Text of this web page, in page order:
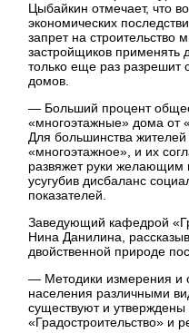
Цыбайкин отмечает, что
экономических
запрет на строительство
застройщиков применять
только еще раз разрешит
домов.
— Больший процент
«многоэтажные» дома от
Для большинства
«многоэтажное», и их
развяжет руки желающим
усугубив дисбаланс
показателей.
Заведующий кафедрой
Нина Данилина,
двойственной природе
— Методики измерения и
населения различными
существуют и
«Градостроительство» и